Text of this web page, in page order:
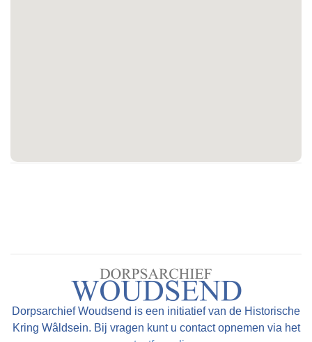
Dorpsarchief Woudsend is een initiatief van de Historische
Kring Wâldsein. Bij vragen kunt u contact opnemen via het